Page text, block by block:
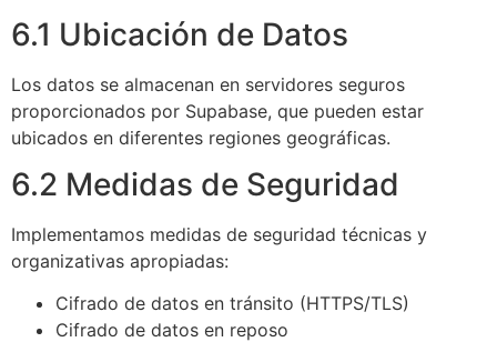
6.1 Ubicación de Datos
Los datos se almacenan en servidores seguros
proporcionados por Supabase, que pueden estar
ubicados en diferentes regiones geográficas.
6.2 Medidas de Seguridad
Implementamos medidas de seguridad técnicas y
organizativas apropiadas:
Cifrado de datos en tránsito (HTTPS/TLS)
Cifrado de datos en reposo